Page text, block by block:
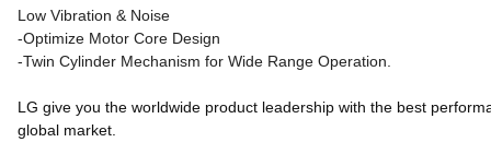
Low Vibration & Noise
-Optimize Motor Core Design
-Twin Cylinder Mechanism for Wide Range Operation.
LG give you the worldwide product leadership with the best
global market.